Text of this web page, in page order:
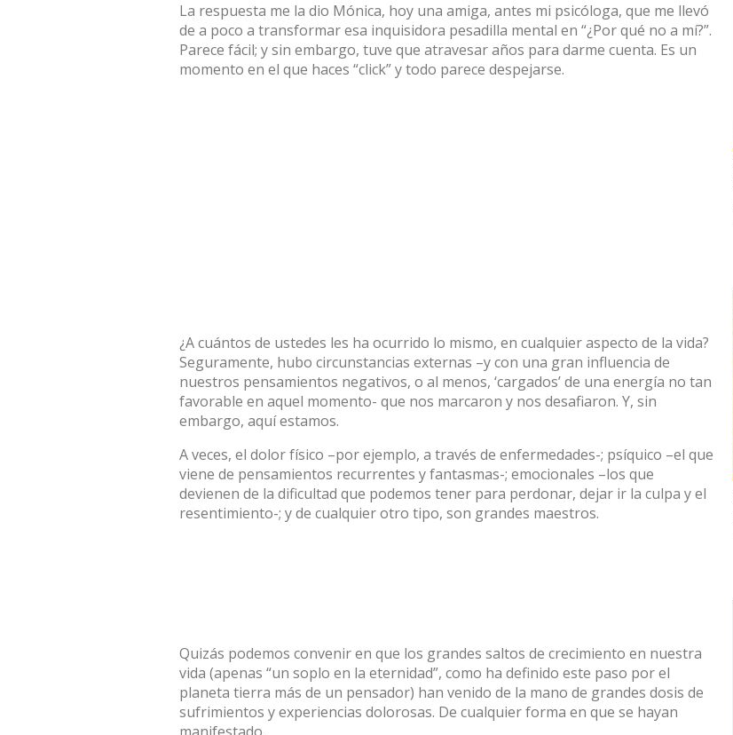
La respuesta me la dio Mónica, hoy una amiga, antes mi psicóloga, que me llevó
de a poco a transformar esa inquisidora pesadilla mental en “¿Por qué no a mí?”.
Parece fácil; y sin embargo, tuve que atravesar años para darme cuenta. Es un
momento en el que haces “click” y todo parece despejarse.
¿A cuántos de ustedes les ha ocurrido lo mismo, en cualquier aspecto de la vida?
Seguramente, hubo circunstancias externas –y con una gran influencia de
nuestros pensamientos negativos, o al menos, ‘cargados’ de una energía no tan
favorable en aquel momento- que nos marcaron y nos desafiaron. Y, sin
embargo, aquí estamos.
A veces, el dolor físico –por ejemplo, a través de enfermedades-; psíquico –el que
viene de pensamientos recurrentes y fantasmas-; emocionales –los que
devienen de la dificultad que podemos tener para perdonar, dejar ir la culpa y el
resentimiento-; y de cualquier otro tipo, son grandes maestros.
Quizás podemos convenir en que los grandes saltos de crecimiento en nuestra
vida (apenas “un soplo en la eternidad”, como ha definido este paso por el
planeta tierra más de un pensador) han venido de la mano de grandes dosis de
sufrimientos y experiencias dolorosas. De cualquier forma en que se hayan